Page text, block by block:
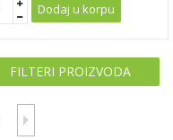
Dodaj u korpu
FILTERI PROIZVODA